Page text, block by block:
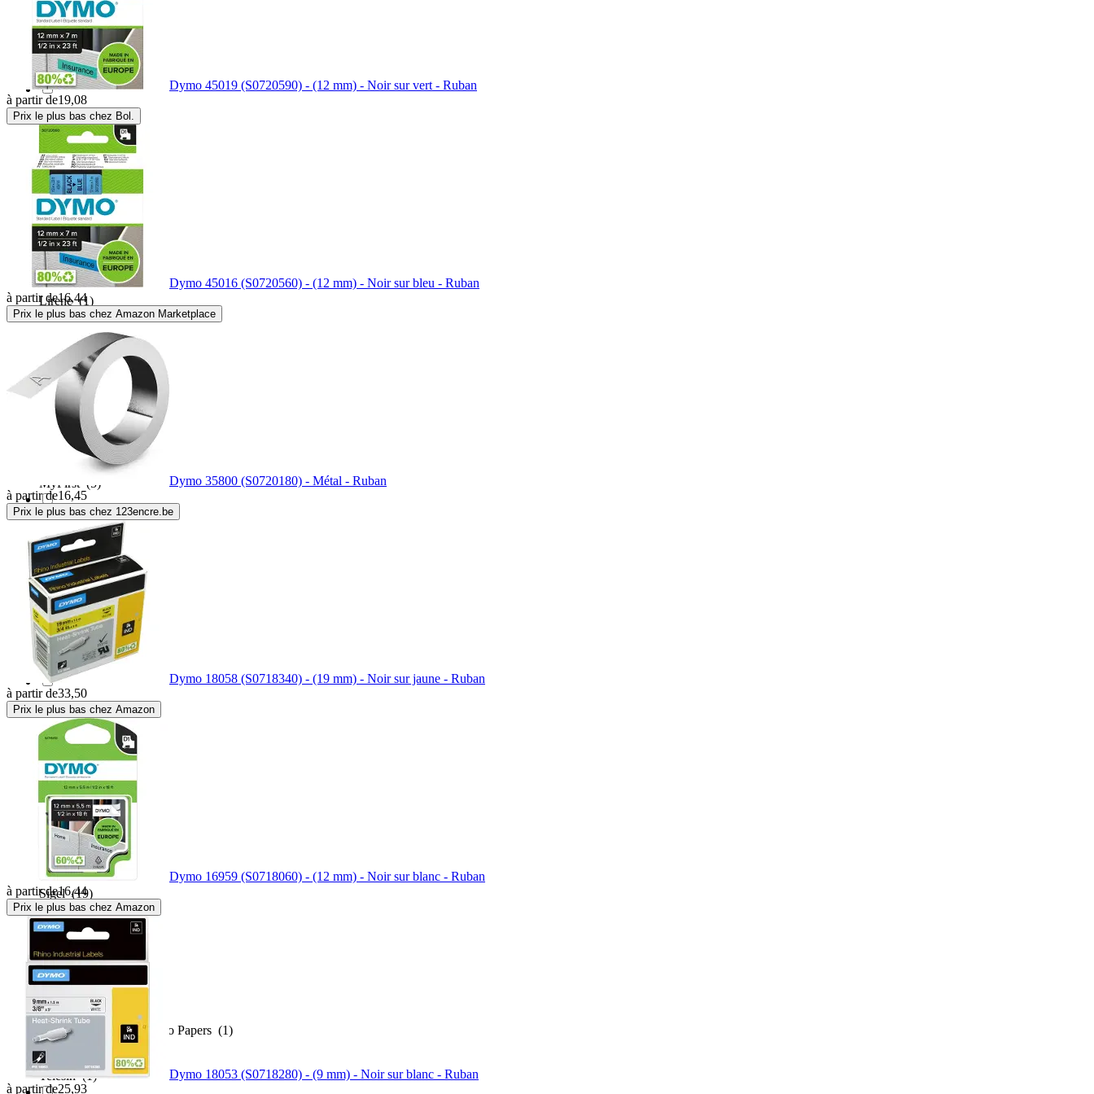
Hahnemuhle(19)
Hama(1)
Herma(109)
Ilford(14)
Kores (1)
Leitz(3)
Lirene(1)
MaXlife (1)
MediaRange
Meto (2)
MyFirst (5)
Nedis(1)
Niimbot (4)
Nobo(1)
Pelikan(1)
Polaroid (18)
Q-CONNECT(1)
Quantore(2)
Sans marque(4)
Sigel(19)
Snom(1)
Tecco(3)
Tecco High Quality Photo Papers (1)
Telesin(1)
Dymo 45019 (S0720590) - (12 mm) - Noir sur vert - Ruban
à partir de19,08
Prix le plus bas chez Bol.
Dymo 45016 (S0720560) - (12 mm) - Noir sur bleu - Ruban
à partir de16,44
Prix le plus bas chez Amazon Marketplace
Dymo 35800 (S0720180) - Métal - Ruban
à partir de16,45
Prix le plus bas chez 123encre.be
Dymo 18058 (S0718340) - (19 mm) - Noir sur jaune - Ruban
à partir de33,50
Prix le plus bas chez Amazon
Dymo 16959 (S0718060) - (12 mm) - Noir sur blanc - Ruban
à partir de16,44
Prix le plus bas chez Amazon
Dymo 18053 (S0718280) - (9 mm) - Noir sur blanc - Ruban
à partir de25,93